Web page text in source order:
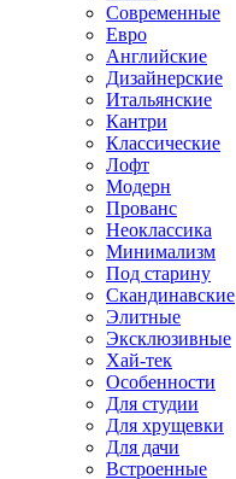
Современные
Евро
Английские
Дизайнерские
Итальянские
Кантри
Классические
Лофт
Модерн
Прованс
Неоклассика
Минимализм
Под старину
Скандинавские
Элитные
Эксклюзивные
Хай-тек
Особенности
Для студии
Для хрущевки
Для дачи
Встроенные